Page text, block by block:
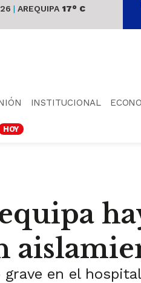
| AREQUIPA 17° C
INSTITUCIONAL
HOY
grave en el